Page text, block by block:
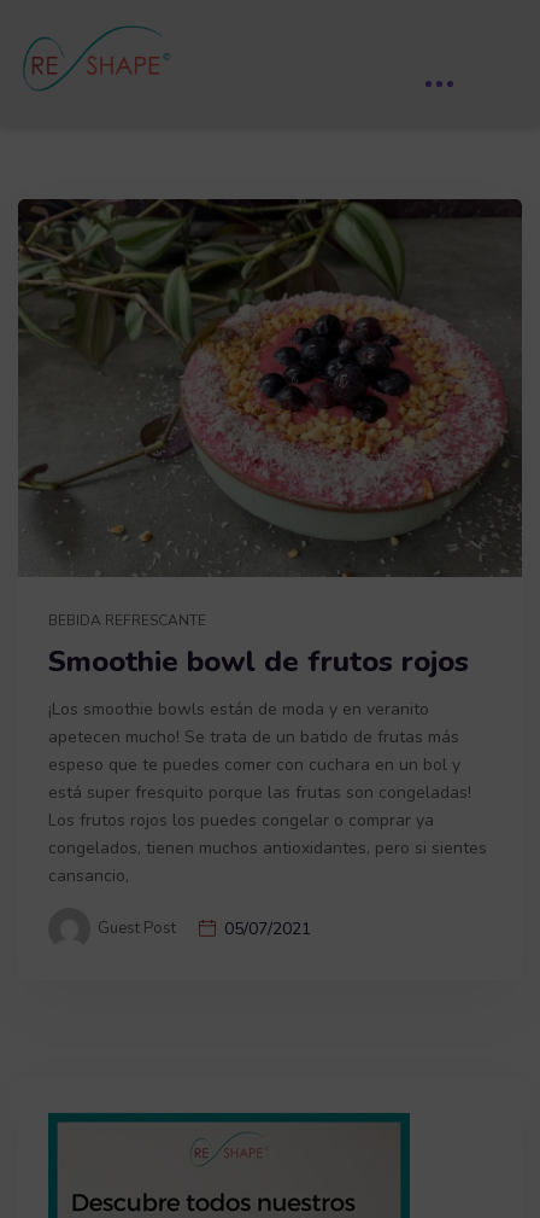
BEBIDA REFRESCANTE
Smoothie bowl de frutos rojos
¡Los smoothie bowls están de moda y en veranito
apetecen mucho! Se trata de un batido de frutas más
espeso que te puedes comer con cuchara en un bol y
está super fresquito porque las frutas son congeladas!
Los frutos rojos los puedes congelar o comprar ya
congelados, tienen muchos antioxidantes, pero si sientes
cansancio,
Guest Post 05/07/2021